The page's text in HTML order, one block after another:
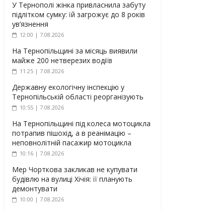
У Тернополі жінка привласнила забуту
підлітком сумку: їй загрожує до 8 років
ув’язнення
12:00 | 7.08.2026
На Тернопільщині за місяць виявили
майже 200 нетверезих водіїв
11:25 | 7.08.2026
Державну екологічну інспекцію у
Тернопільській області реорганізують
10:55 | 7.08.2026
На Тернопільщині під колеса мотоцикла
потрапив пішохід, а в реанімацію –
неповнолітній пасажир мотоцикла
10:16 | 7.08.2026
Мер Чорткова закликав не купувати
будівлю на вулиці Хічія: її планують
демонтувати
10:00 | 7.08.2026